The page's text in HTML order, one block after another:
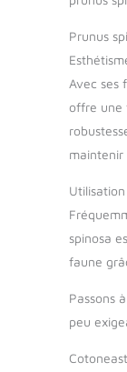
Prunus
Avec ses
offre une
spinosa
faune
Passons
peu